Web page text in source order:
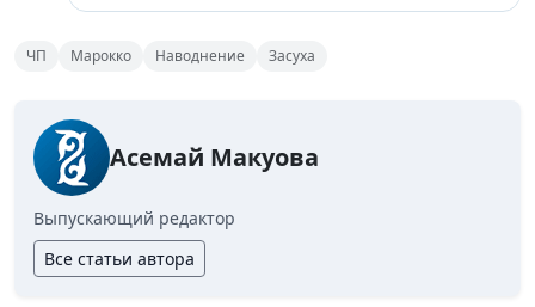
ЧП Марокко Наводнение Засуха
Асемай Макуова
Выпускающий редактор
Все статьи автора